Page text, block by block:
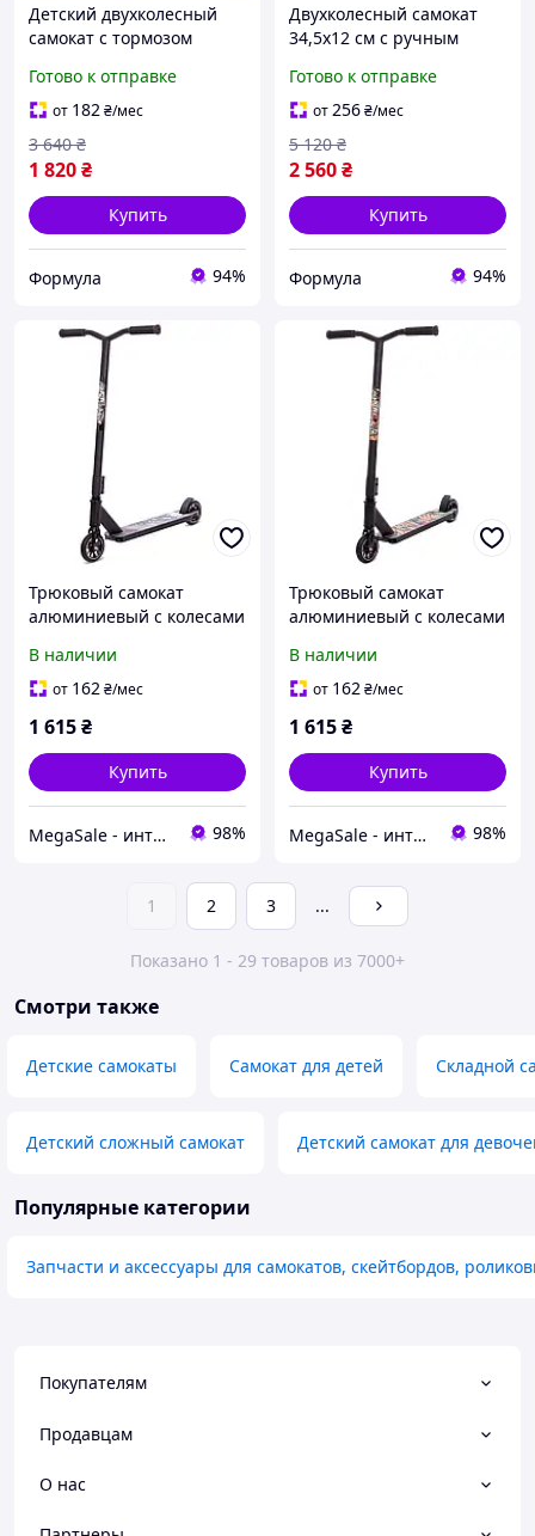
Детский двухколесный
самокат с тормозом
подростков Самокат
алюминиевый с
жесткими пластиковыми
дисками 200 мм
Готово к отправке
от 182₴/мес
1 820₴
3 640 ₴
Купить
Формула 94%
Двухколесный самокат
34,5х12 см с ручным
Самокат алюминиевый с
большими колесами 200
мм для подростков
Готово к отправке
от256₴/мес
2 560₴
5 120 ₴
Купить
Формула 94%
Трюковый самокат
алюминиевый с колесами
Complete D60 Black-Blue
В наличии
от 162₴/мес
1 615₴
Купить
MegaSale - интернет-супермаркет 98%
Трюковый самокат
алюминиевый с колесами
Complete D60 Black-
Orange
В наличии
от 162₴/мес
1 615₴
Купить
MegaSale - интернет-супермаркет 98%
1 2 3 ...
Показано 1 - 29 товаров из 7000+
Смотри также
Детские самокаты Самокат для детей Складной
Детский сложный самокат Детский самокат для
Популярные категории
Запчасти и аксессуары для самокатов, скейтбордов,
Покупателям
Продавцам
О нас